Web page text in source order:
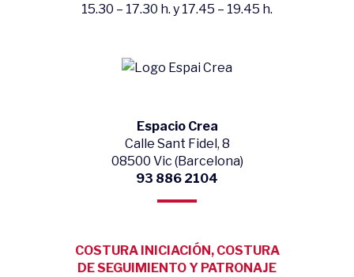
15.30 – 17.30 h. y 17.45 – 19.45 h.
Espacio Crea
Calle Sant Fidel, 8
08500 Vic (Barcelona)
93 886 2104
COSTURA INICIACIÓN, COSTURA
DE SEGUIMIENTO Y PATRONAJE